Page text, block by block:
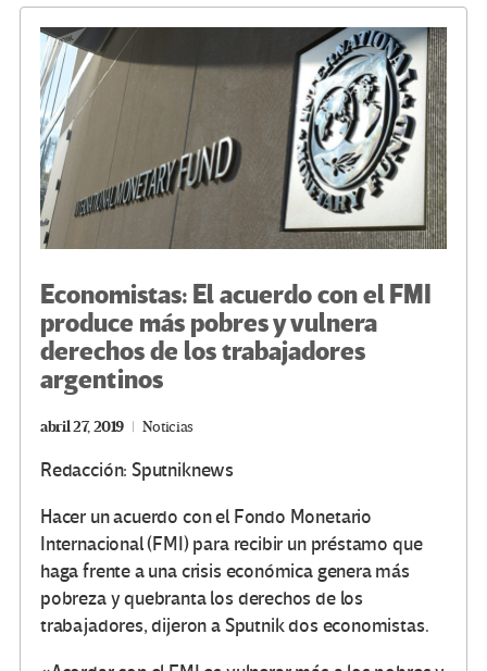
o
k
m n
ar
tir
Economistas: El acuerdo con el FMI
produce más pobres y vulnera
derechos de los trabajadores
argentinos
abril 27, 2019 Noticias
Redacción: Sputniknews
Hacer un acuerdo con el Fondo Monetario
Internacional (FMI) para recibir un préstamo que
haga frente a una crisis económica genera más
pobreza y quebranta los derechos de los
trabajadores, dijeron a Sputnik dos economistas.